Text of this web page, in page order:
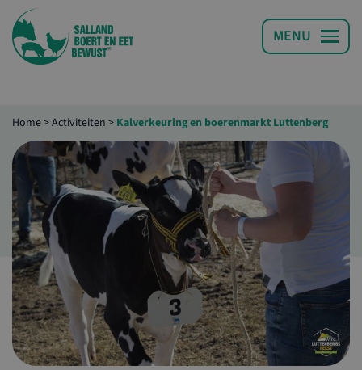
Home>Activiteiten > Kalverkeuring en boerenmarkt Luttenberg